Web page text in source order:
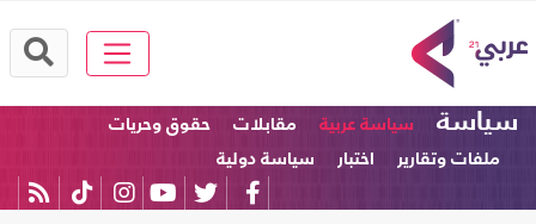
سياسة سياسة عربية مقابلات
حقوق وحريات
ملفات وتقارير
اختبار سياسة دولية